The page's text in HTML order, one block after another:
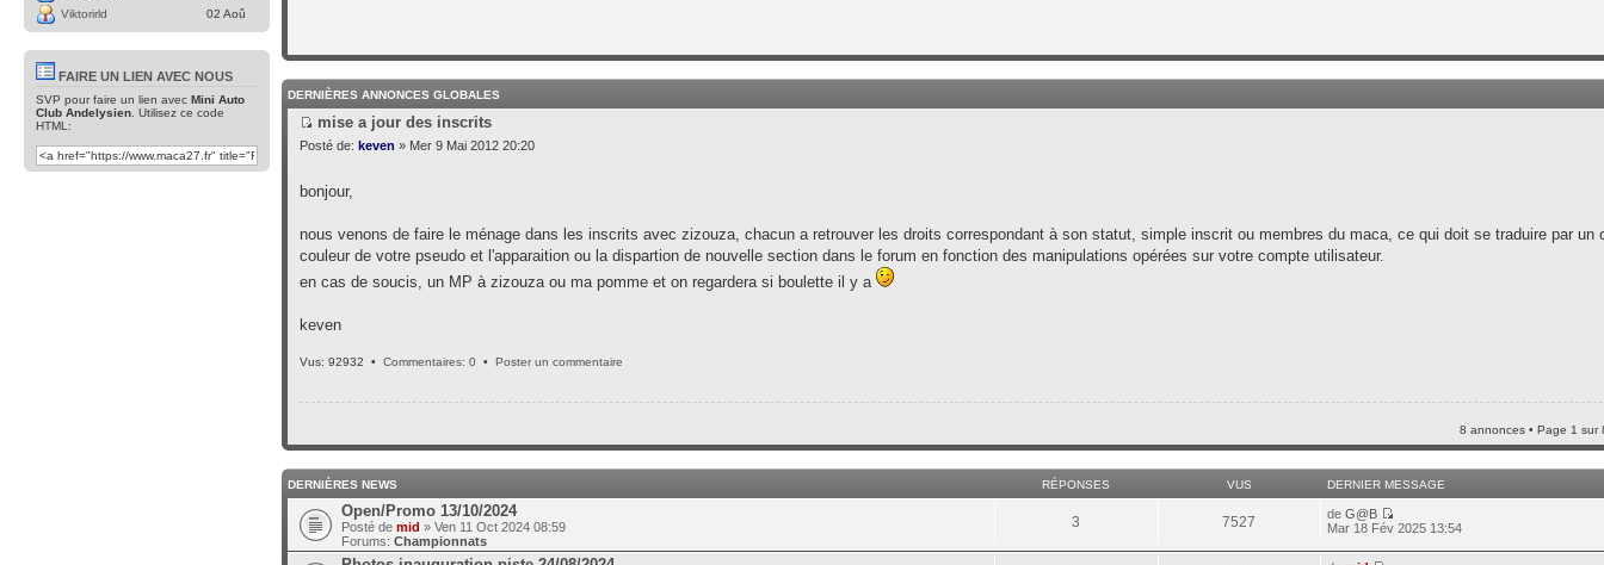
Viktorirld
02 Aoû
FAIRE UN LIEN AVEC NOUS
SVP pour faire un lien avec Mini Auto
Club Andelysien . Utilisez ce code
HTML:
DERNIÈRES ANNONCES GLOBALES
mise a jour des inscrits
Posté de: keven » Mer 9 Mai 2012 20:20
bonjour,
nous venons de faire le ménage dans les inscrits avec zizouza, chacun a retrouver les droits correspondant à son statut, simple inscrit ou membres du maca, ce qui doit se traduire par un
couleur de votre pseudo et l'apparaition ou la dispartion de nouvelle section dans le forum en fonction des manipulations opérées sur votre compte utilisateur.
en cas de soucis, un MP à zizouza ou ma pomme et on regardera si boulette il y a
keven
Vus: 92932 • Commentaires: 0 • Poster un commentaire
8 annonces • Page 1 sur
DERNIÈRES NEWS RÉPONSES VUS DERNIER MESSAGE
Open/Promo 13/10/2024
Posté de mid » Ven 11 Oct 2024 08:59
Forums: Championnats
3 7527 deG@B
Mar 18 Fév 2025 13:54